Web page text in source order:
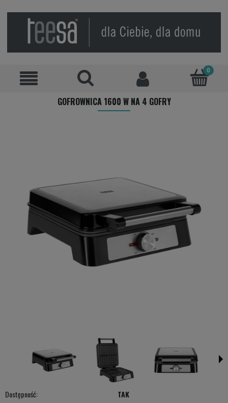
GOFROWNICA 1600 W NA 4 GOFRY
Dostępność:
TAK